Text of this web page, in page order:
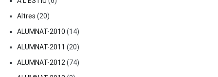
Altres (20)
ALUMNAT-2010 (14)
ALUMNAT-2011 (20)
ALUMNAT-2012 (74)